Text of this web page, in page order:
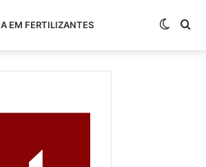
EM FERTILIZANTES Switch